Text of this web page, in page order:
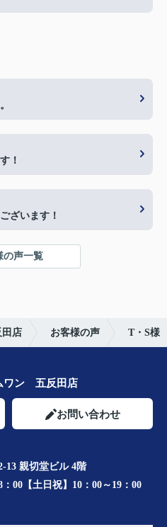
！
ざいます！
の声一覧
田店 お客様の声 T・S様
ワン 五反田店
お問い合わせ
13 親切堂ビル 4階
：00【土日祝】10：00～19：00